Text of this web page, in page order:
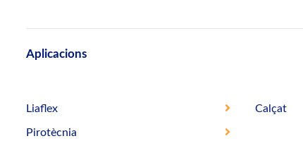
Aplicacions
Liaflex Calçat
Pirotècnia